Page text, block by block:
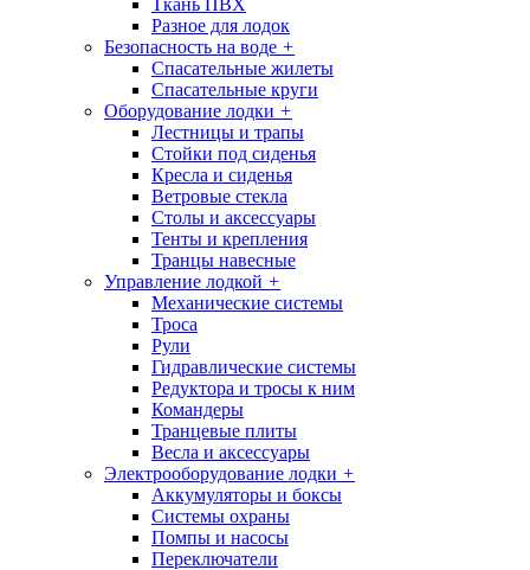
Ткань ПВХ
Разное для лодок
Безопасность на воде +
Спасательные жилеты
Спасательные круги
Оборудование лодки +
Лестницы и трапы
Стойки под сиденья
Кресла и сиденья
Ветровые стекла
Столы и аксессуары
Тенты и крепления
Транцы навесные
Управление лодкой +
Механические системы
Троса
Рули
Гидравлические системы
Редуктора и тросы к ним
Командеры
Транцевые плиты
Весла и аксессуары
Электрооборудование лодки +
Аккумуляторы и боксы
Системы охраны
Помпы и насосы
Переключатели